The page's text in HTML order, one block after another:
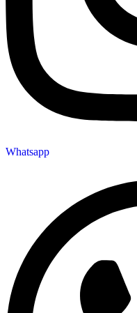
Whatsapp